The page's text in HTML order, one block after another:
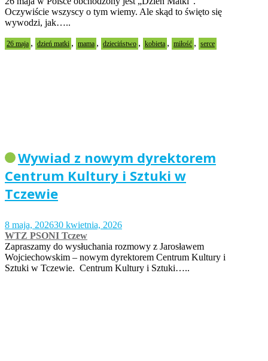
Oczywiście wszyscy o tym wiemy. Ale skąd to święto się
wywodzi, jak…..
26 maja , dzień matki , mama , dzieciństwo , kobieta , miłość , serce
Wywiad z nowym dyrektorem
Centrum Kultury i Sztuki w
Tczewie
8 maja, 202630 kwietnia, 2026
WTZ PSONI Tczew
Zapraszamy do wysłuchania rozmowy z Jarosławem
Wojciechowskim – nowym dyrektorem Centrum Kultury i
Sztuki w Tczewie. Centrum Kultury i Sztuki…..